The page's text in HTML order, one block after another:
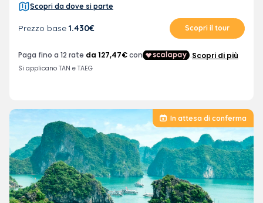
Scopri da dove si parte
Prezzo base 1.430€ Scopri il tour
In attesa di conferma